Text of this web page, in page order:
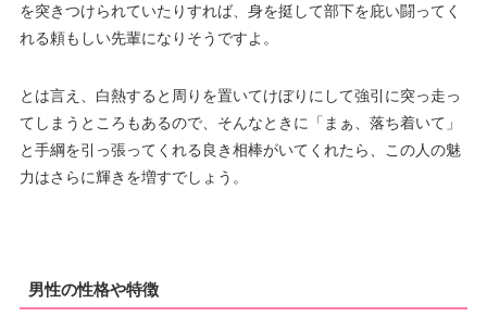
を突きつけられていたりすれば、身を挺して部下を庇い闘ってく
れる頼もしい先輩になりそうですよ。
とは言え、白熱すると周りを置いてけぼりにして強引に突っ走っ
てしまうところもあるので、そんなときに「まぁ、落ち着いて」
と手綱を引っ張ってくれる良き相棒がいてくれたら、この人の魅
力はさらに輝きを増すでしょう。
男性の性格や特徴